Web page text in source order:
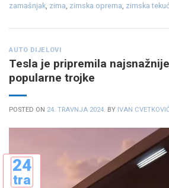
zamašnjak zima zimska oprema zimska
AUTO DIJELOVI
Tesla je pripremila
popularne trojke
POSTED ON 24. TRAVNJA 2024. BY IVAN
24
tra